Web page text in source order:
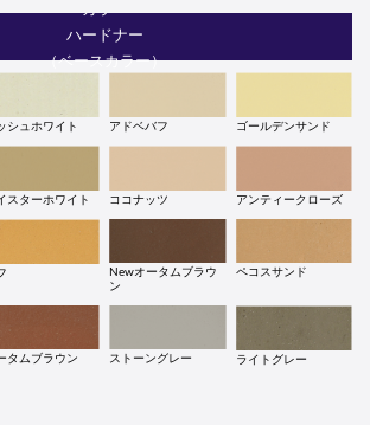
カラー
ハードナー
（ベースカラー）
シュホワイト アドベバフ ゴールデンサンド
スターホワイト ココナッツ アンティークローズ
Newオータムブラウ
ン
ペコスサンド
タムブラウン ストーングレー ライトグレー